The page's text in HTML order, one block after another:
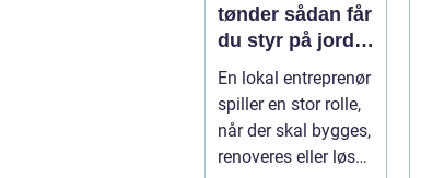
tønder sådan får
du styr på jord,
dræn og kloak
En lokal entreprenør
spiller en stor rolle,
når der skal bygges,
renoveres eller løses